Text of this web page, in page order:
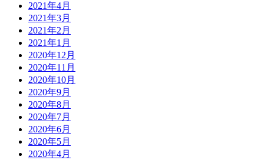
2021年4月
2021年3月
2021年2月
2021年1月
2020年12月
2020年11月
2020年10月
2020年9月
2020年8月
2020年7月
2020年6月
2020年5月
2020年4月